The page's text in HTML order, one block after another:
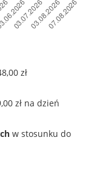
zł
zł na dzień
w stosunku do